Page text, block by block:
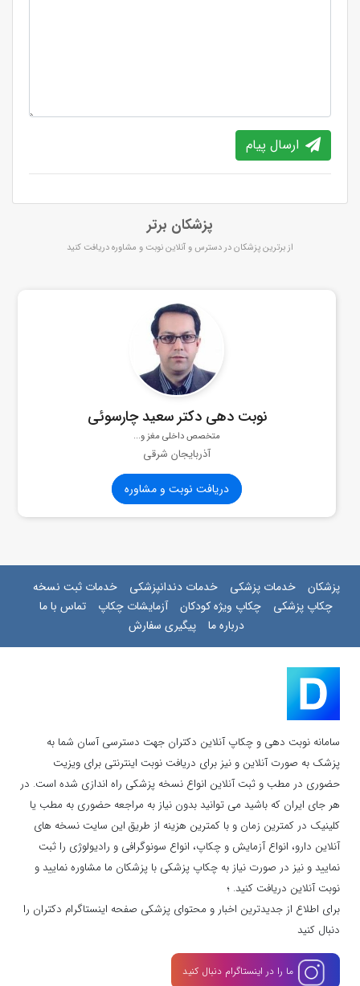
ارسال پیام
پزشکان برتر
از برترین پزشکان در دسترس و آنلاین نوبت و مشاوره دریافت کنید
نوبت دهی دکتر سعید چارسوئی
متخصص داخلی مغز و...
آذربایجان شرقی
دریافت نوبت و مشاوره
پزشکان خدمات پزشکی خدمات دندانپزشکی
خدمات ثبت نسخه
چکاپ پزشکی
چکاپ ویژه کودکان آزمایشات چکاپ
تماس با ما
درباره ما
پیگیری سفارش
سامانه نوبت دهی و چکاپ آنلاین دکتران جهت دسترسی آسان شما به
پزشک به صورت آنلاین و نیز برای دریافت نوبت اینترنتی برای ویزیت
حضوری در مطب و ثبت آنلاین انواع نسخه پزشکی راه اندازی شده است. در
هر جای ایران که باشید می توانید بدون نیاز به مراجعه حضوری به مطب یا
کلینیک در کمترین زمان و با کمترین هزینه از طریق این سایت نسخه های
آنلاین دارو، انواع آزمایش و چکاپ، انواع سونوگرافی و رادیولوژی را ثبت
نمایید و نیز در صورت نیاز به چکاپ پزشکی با پزشکان ما مشاوره نمایید و
نوبت آنلاین دریافت کنید. ؛
برای اطلاع از جدیدترین اخبار و محتوای پزشکی صفحه اینستاگرام دکتران را
دنبال کنید
ما را در اینستاگرام دنبال کنید